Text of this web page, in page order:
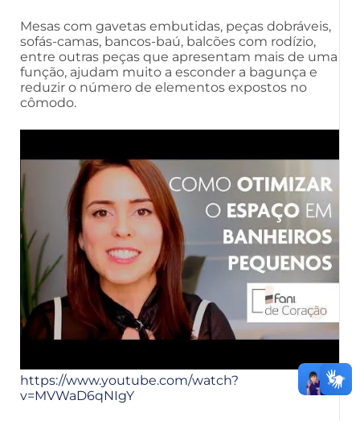
Mesas com gavetas embutidas, peças dobráveis,
sofás-camas, bancos-baú, balcões com rodízio,
entre outras peças que apresentam mais de uma
função, ajudam muito a esconder a bagunça e
reduzir o número de elementos expostos no
cômodo.
https://www.youtube.com/watch?
v=MVWaD6qNIgY